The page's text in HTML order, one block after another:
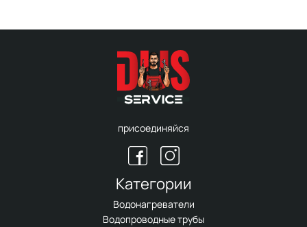
присоединяйся
Категории
Водонагреватели
Водопроводные трубы